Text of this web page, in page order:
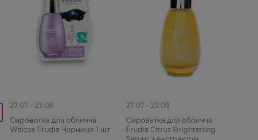
27 07 - 23 08
Сировотка для обличчя
Welcos Frudia Чорниця 1 шт
27 07 - 23 08
Сироватка для обличчя
Frudia Citrus Brightening